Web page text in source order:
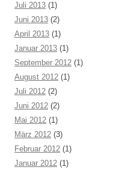
Juli 2013 (1)
Juni 2013 (2)
April 2013 (1)
Januar 2013 (1)
September 2012 (1)
August 2012 (1)
Juli 2012 (2)
Juni 2012 (2)
Mai 2012 (1)
März 2012 (3)
Februar 2012 (1)
Januar 2012 (1)